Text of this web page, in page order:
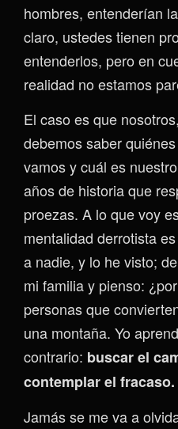
hombres, entenderían
claro, ustedes tienen
entenderlos, pero en
realidad no estamos
El caso es que
debemos saber
vamos y cuál es
años de historia que
proezas. A lo que voy
mentalidad derrotista
a nadie, y lo he visto;
mi familia y pienso:
personas que
una montaña. Yo
contrario: buscar el
contemplar el fracaso.
Jamás se me va a